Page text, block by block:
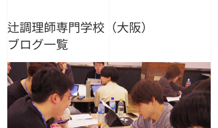
辻調理師専門学校（大阪）
ブログ一覧